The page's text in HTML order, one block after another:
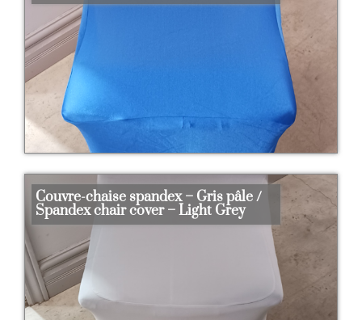
Couvre-chaise spandex – Gris pâle /
Spandex chair cover – Light Grey